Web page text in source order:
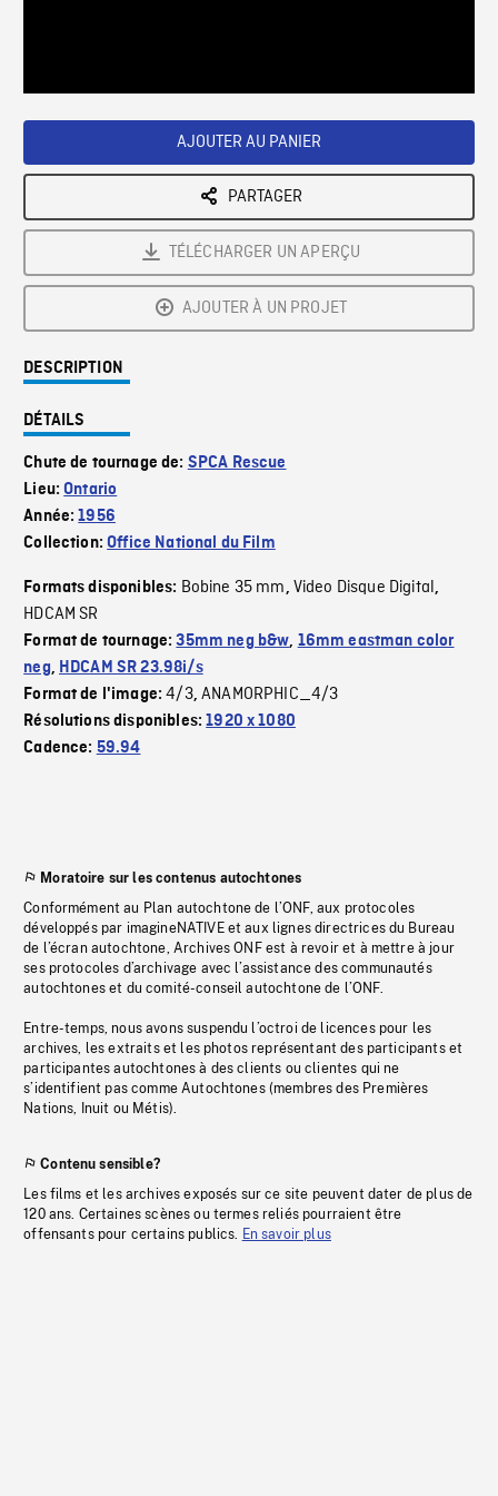
AJOUTER AU PANIER
PARTAGER
TÉLÉCHARGER UN APERÇU
AJOUTER À UN PROJET
DESCRIPTION
DÉTAILS
Chute de tournage de: SPCA Rescue
Lieu:Ontario
Année:1956
Collection:Office National du Film
Formats disponibles: Bobine 35 mm, Video Disque Digital,
HDCAM SR
Format de tournage:35mm neg b&w, 16mm eastman color
neg, HDCAM SR 23.98i/s
Format de l'image:4/3,ANAMORPHIC_4/3
Résolutions disponibles:1920 x 1080
Cadence: 59.94
Moratoire sur les contenus autochtones
Conformément au Plan autochtone de l’ONF, aux protocoles
développés par imagineNATIVE et aux lignes directrices du Bureau
de l’écran autochtone, Archives ONF est à revoir et à mettre à jour
ses protocoles d’archivage avec l’assistance des communautés
autochtones et du comité-conseil autochtone de l’ONF.
Entre-temps, nous avons suspendu l’octroi de licences pour les
archives, les extraits et les photos représentant des participants et
participantes autochtones à des clients ou clientes qui ne
s’identifient pas comme Autochtones (membres des Premières
Nations, Inuit ou Métis).
Contenu sensible?
Les films et les archives exposés sur ce site peuvent dater de plus de
120 ans. Certaines scènes ou termes reliés pourraient être
offensants pour certains publics. En savoir plus